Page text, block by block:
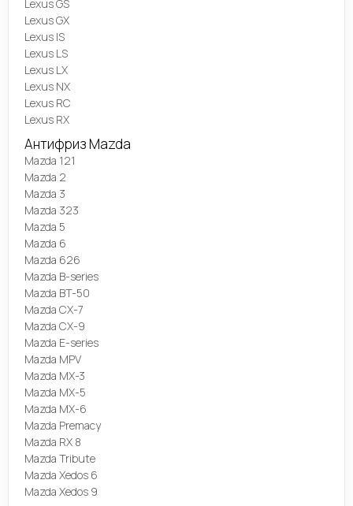
Lexus GS
Lexus GX
Lexus IS
Lexus LS
Lexus LX
Lexus NX
Lexus RC
Lexus RX
Антифриз Mazda
Mazda 121
Mazda 2
Mazda 3
Mazda 323
Mazda 5
Mazda 6
Mazda 626
Mazda B-series
Mazda BT-50
Mazda CX-7
Mazda CX-9
Mazda E-series
Mazda MPV
Mazda MX-3
Mazda MX-5
Mazda MX-6
Mazda Premacy
Mazda RX 8
Mazda Tribute
Mazda Xedos 6
Mazda Xedos 9